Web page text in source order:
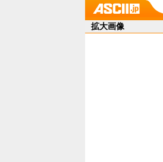
拡大画像